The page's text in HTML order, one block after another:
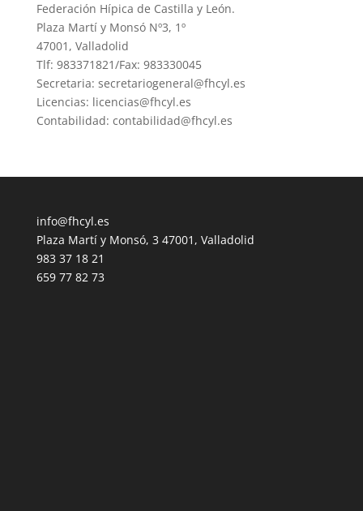
Federación Hípica de Castilla y León.
Plaza Martí y Monsó Nº3, 1º
47001, Valladolid
Tlf: 983371821/Fax: 983330045
Secretaria: secretariogeneral@fhcyl.es
Licencias: licencias@fhcyl.es
Contabilidad: contabilidad@fhcyl.es
info@fhcyl.es
Plaza Martí y Monsó, 3 47001, Valladolid
983 37 18 21
659 77 82 73